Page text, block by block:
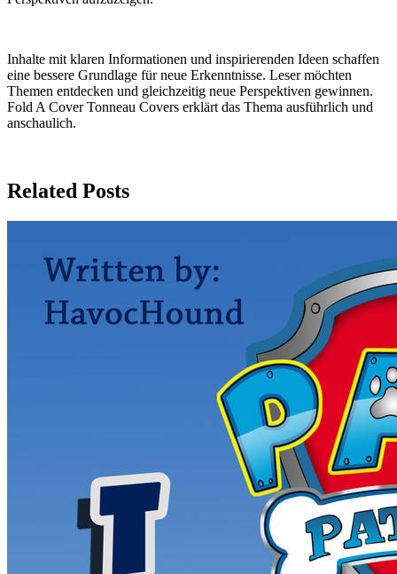
Inhalte mit klaren Informationen und inspirierenden Ideen schaffen
eine bessere Grundlage für neue Erkenntnisse. Leser möchten
Themen entdecken und gleichzeitig neue Perspektiven gewinnen.
Fold A Cover Tonneau Covers erklärt das Thema ausführlich und
anschaulich.
Related Posts